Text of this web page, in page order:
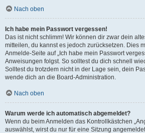
Nach oben
Ich habe mein Passwort vergessen!
Das ist nicht schlimm! Wir können dir zwar dein
mitteilen, du kannst es jedoch zurücksetzen. Dies
Anmelde-Seite auf „Ich habe mein Passwort
Anweisungen folgst. So solltest du dich schnell
Solltest du trotzdem nicht in der Lage sein, dein
wende dich an die Board-Administration.
Nach oben
Warum werde ich automatisch abgemeldet?
Wenn du beim Anmelden das Kontrollkästchen
auswählst, wirst du nur für eine Sitzung